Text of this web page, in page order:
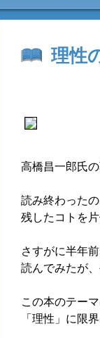
理性
高橋昌一郎氏の
読み終わった
残したコトを
さすがに半年
読んでみたが
この本のテー
「理性」に限